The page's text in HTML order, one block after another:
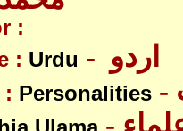
:
: Urdu
: Personalities